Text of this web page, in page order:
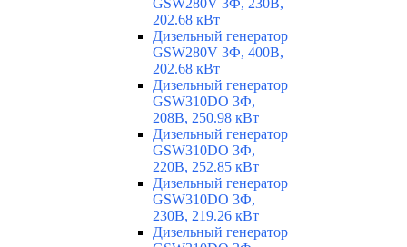
GSW280V 3Ф, 230В,
202.68 кВт
Дизельный генератор
GSW280V 3Ф, 400В,
202.68 кВт
Дизельный генератор
GSW310DO 3Ф,
208В, 250.98 кВт
Дизельный генератор
GSW310DO 3Ф,
220В, 252.85 кВт
Дизельный генератор
GSW310DO 3Ф,
230В, 219.26 кВт
Дизельный генератор